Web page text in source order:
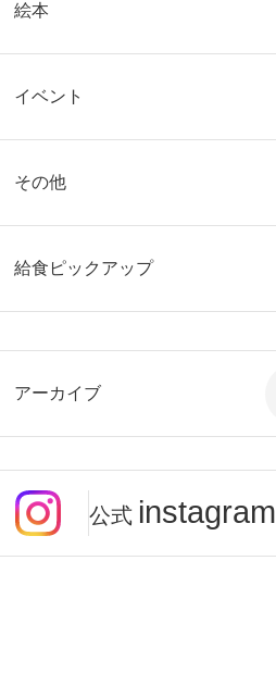
絵本
イベント
その他
給食ピックアップ
アーカイブ
公式 instagram